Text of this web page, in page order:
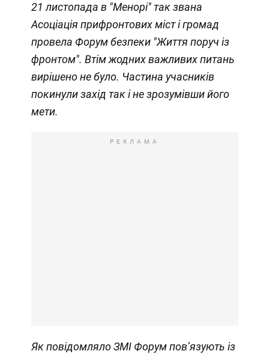
21 листопада в "Менорі" так звана
Асоціація прифронтових міст і громад
провела Форум безпеки "Життя поруч із
фронтом". Втім жодних важливих питань
вирішено не було. Частина учасників
покинули захід так і не зрозумівши його
мети.
РЕКЛАМА
Як повідомляло ЗМІ Форумпов’язують із